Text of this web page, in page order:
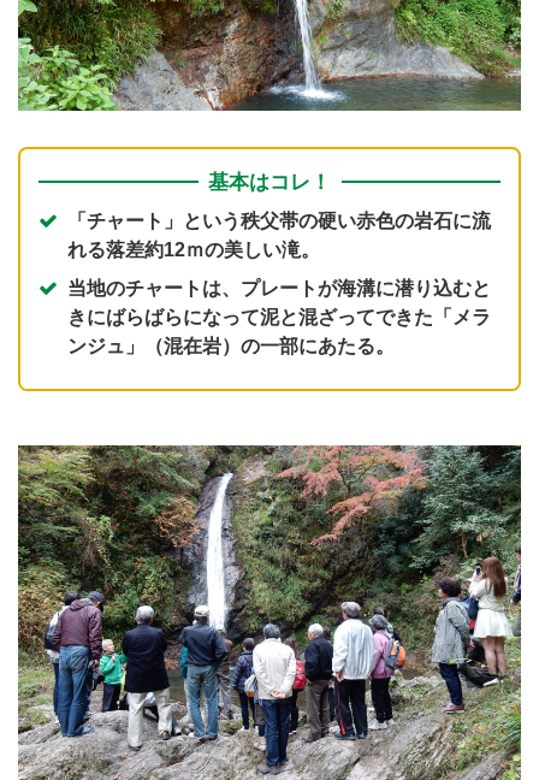
基本はコレ！
「チャート」という秩父帯の硬い赤色の岩石に流
れる落差約12ｍの美しい滝。
当地のチャートは、プレートが海溝に潜り込むと
きにばらばらになって泥と混ざってできた「メラ
ンジュ」（混在岩）の一部にあたる。